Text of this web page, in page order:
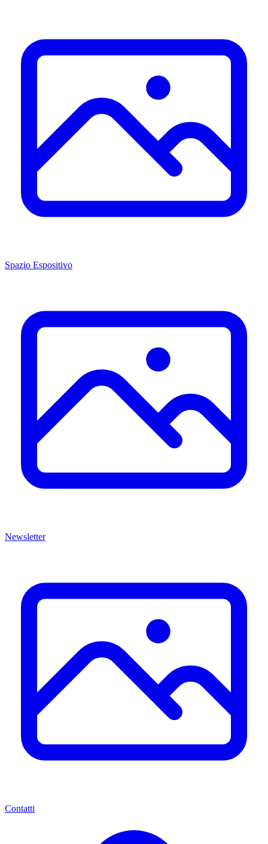
Spazio Espositivo
Newsletter
Contatti